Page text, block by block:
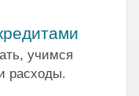
учимся
расходы.